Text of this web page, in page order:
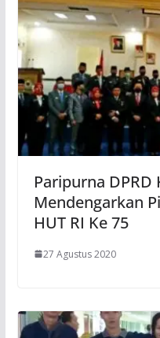
Paripurna DPRD
Mendengarkan
HUT RI Ke 75
27 Agustus 2020